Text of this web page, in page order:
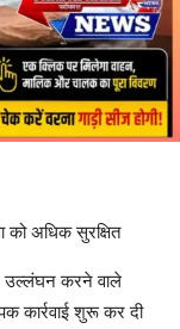
को अधिक सुरक्षित
उल्लंघन करने वाले
कार्रवाई शुरू कर दी